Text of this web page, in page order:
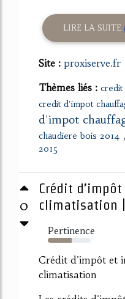
LIRE LA SUITE
Site : proxiserve.fr
Thèmes liés : credit
credit d'impot
d'impot
chaudiere bois 2014
2015
0
Crédit
climatisation
Pertinence
55%
Crédit d'impôt et
climatisation